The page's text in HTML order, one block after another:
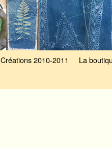
Créations 2010-2011
La